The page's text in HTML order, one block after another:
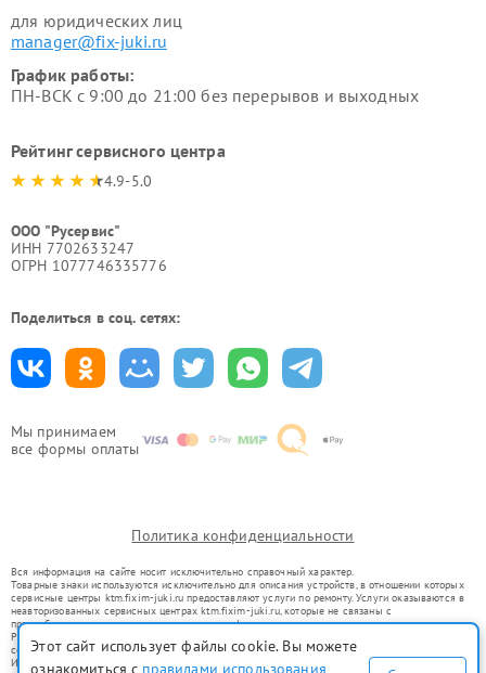
Мы принимаем
все формы оплаты
для юридических лиц
manager@fix-juki.ru
График работы:
ПН-ВСК с 9:00 до 21:00 без перерывов и выходных
Рейтинг сервисного центра
4.9-5.0
ООО "Русервис"
ИНН 7702633247
ОГРН 1077746335776
Поделиться в соц. сетях:
Политика конфиденциальности
Вся информация на сайте носит исключительно справочный характер.
Товарные знаки используются исключительно для описания устройств, в отношении которых
сервисные центры ktm.fixim-juki.ru предоставляют услуги по ремонту. Услуги оказываются в
неавторизованных сервисных центрах ktm.fixim-juki.ru, которые не связаны с
правообладателями товарных знаков или их официальными представителями.
Ремонт осуществляется для устройств, уже введенных в гражданский оборот в соответствии
со статьей 1487 ГК РФ.
Использование товарных знаков не преследует цели индивидуализации услуг или введения
Этот сайт использует файлы cookie. Вы можете
ознакомиться с правилами использования